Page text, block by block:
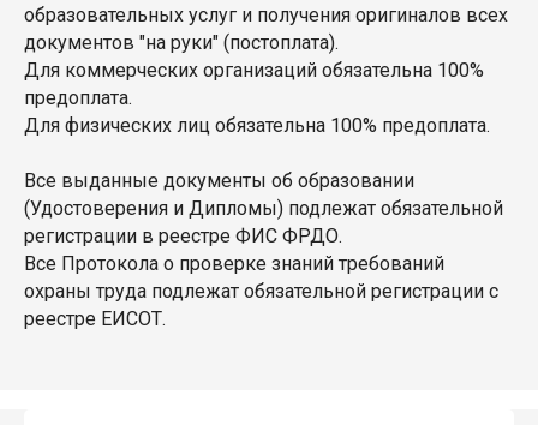
образовательных услуг и получения оригиналов всех
документов "на руки" (постоплата).
Для коммерческих организаций обязательна 100%
предоплата.
Для физических лиц обязательна 100% предоплата.
Все выданные документы об образовании
(Удостоверения и Дипломы) подлежат обязательной
регистрации в реестре ФИС ФРДО.
Все Протокола о проверке знаний требований
охраны труда подлежат обязательной регистрации с
реестре ЕИСОТ.